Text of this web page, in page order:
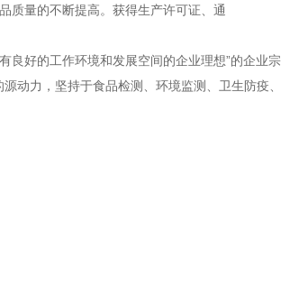
质量的不断提高。获得生产许可证、通
良好的工作环境和发展空间的企业理想”的企业宗
动力，坚持于食品检测、环境监测、卫生防疫、